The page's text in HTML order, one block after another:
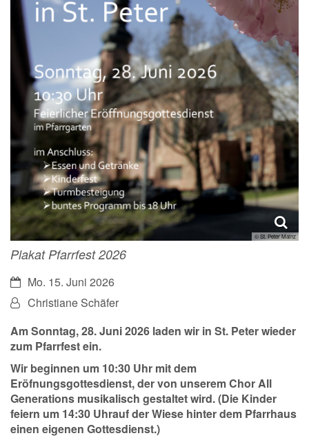
© St. Peter Mainz
Plakat Pfarrfest 2026
Datum:Mo. 15. Juni 2026
Von:Christiane Schäfer
Am Sonntag, 28. Juni 2026 laden wir in St. Peter wieder
zum Pfarrfest ein.
Wir beginnen um 10:30 Uhr mit dem
Eröfnungsgottesdienst, der von unserem Chor All
Generations musikalisch gestaltet wird. (Die Kinder
feiern um 14:30 Uhrauf der Wiese hinter dem Pfarrhaus
einen eigenen Gottesdienst.)